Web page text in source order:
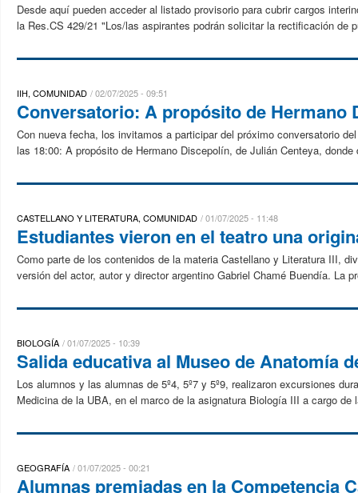
Desde aquí pueden acceder al listado provisorio para cubrir cargos
la Res.CS 429/21 "Los/las aspirantes podrán solicitar la rectificación de
IIH, COMUNIDAD 02/07/2025 - 09:51
Conversatorio: A propósito de Hermano
Con nueva fecha, los invitamos a participar del próximo conversatorio
las 18:00: A propósito de Hermano Discepolín, de Julián Centeya,
CASTELLANO Y LITERATURA, COMUNIDAD 01/07/2025 - 11:48
Estudiantes vieron en el teatro una
Como parte de los contenidos de la materia Castellano y Literatura III,
versión del actor, autor y director argentino Gabriel Chamé Buendía. La
BIOLOGÍA 01/07/2025 - 10:39
Salida educativa al Museo de Anatomía
Los alumnos y las alumnas de 5º4, 5º7 y 5º9, realizaron excursiones
Medicina de la UBA, en el marco de la asignatura Biología III a cargo de
GEOGRAFÍA 01/07/2025 - 00:21
Alumnas premiadas en la Competencia